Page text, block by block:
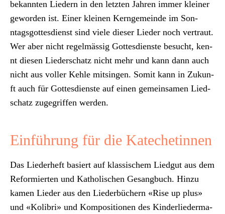
bekan­nten Liedern in den let­zten Jahren immer klein­er
gewor­den ist. Ein­er kleinen Kernge­meinde im Son­
ntags­gottes­di­enst sind viele dieser Lieder noch ver­traut.
Wer aber nicht regelmäs­sig Gottes­di­en­ste besucht, ken­
nt diesen Lieder­schatz nicht mehr und kann dann auch
nicht aus voller Kehle mitsin­gen. Somit kann in Zukun­
ft auch für Gottes­di­en­ste auf einen gemein­samen Lied­
schatz zuge­grif­f­en wer­den.
Einführung für die Katechetinnen
Das Lieder­heft basiert auf klas­sis­chem Liedgut aus dem
Reformierten und Katholis­chen Gesang­buch. Hinzu
kamen Lieder aus den Lieder­büch­ern «Rise up plus»
und «Kolib­ri» und Kom­po­si­tio­nen des Kinder­lie­der­ma­